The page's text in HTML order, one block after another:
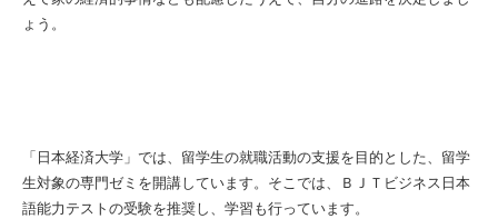
ょう。
「日本経済大学」では、留学生の就職活動の支援を目的とした、留学
生対象の専門ゼミを開講しています。そこでは、ＢＪＴビジネス日本
語能力テストの受験を推奨し、学習も行っています。